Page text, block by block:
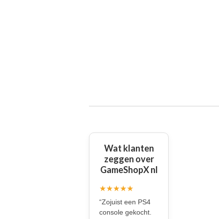
Wat klanten
zeggen over
GameShopX nl
★★★★★
“Zojuist een PS4
console gekocht.